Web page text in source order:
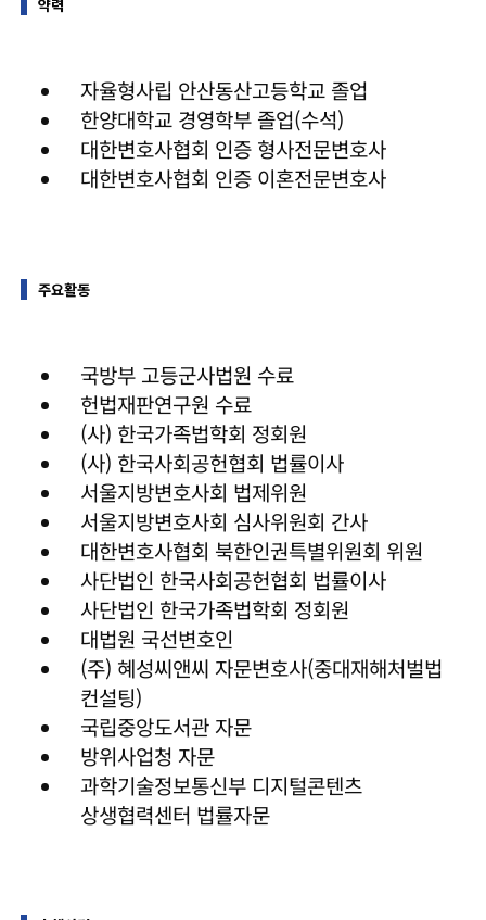
약력
자율형사립 안산동산고등학교 졸업
한양대학교 경영학부 졸업(수석)
대한변호사협회 인증 형사전문변호사
대한변호사협회 인증 이혼전문변호사
주요활동
국방부 고등군사법원 수료
헌법재판연구원 수료
(사) 한국가족법학회 정회원
(사) 한국사회공헌협회 법률이사
서울지방변호사회 법제위원
서울지방변호사회 심사위원회 간사
대한변호사협회 북한인권특별위원회 위원
사단법인 한국사회공헌협회 법률이사
사단법인 한국가족법학회 정회원
대법원 국선변호인
(주) 혜성씨앤씨 자문변호사(중대재해처벌법
컨설팅)
국립중앙도서관 자문
방위사업청 자문
과학기술정보통신부 디지털콘텐츠
상생협력센터 법률자문